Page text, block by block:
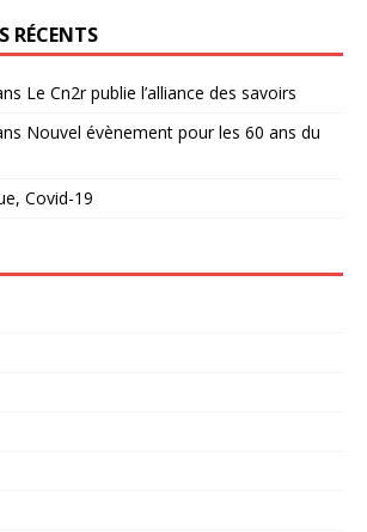
RÉCENTS
Le Cn2r publie l’alliance des savoirs
Nouvel évènement pour les 60 ans du
Covid-19